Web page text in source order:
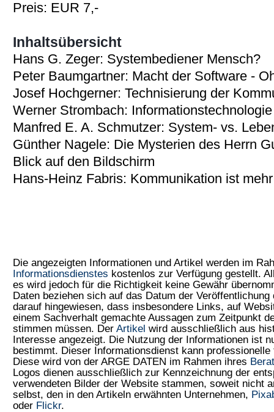
Preis: EUR 7,-
Inhaltsübersicht
Hans G. Zeger: Systembediener Mensch?
Peter Baumgartner: Macht der Software -
Josef Hochgerner: Technisierung der
Werner Strombach:
Manfred E. A. Schmutzer: System- vs.
Günther Nagele: Die Mysterien des Herrn
Blick auf den Bildschirm
Hans-Heinz Fabris: Kommunikation ist
Die angezeigten Informationen und Artikel werden im
Informationsdienstes kostenlos zur Verfügung gestellt.
es wird jedoch für die Richtigkeit keine Gewähr
Daten beziehen sich auf das Datum der
darauf hingewiesen, dass insbesondere Links, auf
einem Sachverhalt gemachte Aussagen zum Zeitpunkt
stimmen müssen. Der Artikel wird ausschließlich aus
Interesse angezeigt. Die Nutzung der Informationen ist
bestimmt. Dieser Informationsdienst kann
Diese wird von der ARGE DATEN im Rahmen ihres
Logos dienen ausschließlich zur Kennzeichnung der
verwendeten Bilder der Website stammen, soweit nicht
selbst, den in den Artikeln erwähnten Unternehmen,
oder Flickr.